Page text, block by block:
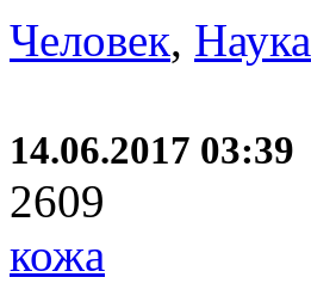
Человек, Наука
14.06.2017 03:39
2609
кожа